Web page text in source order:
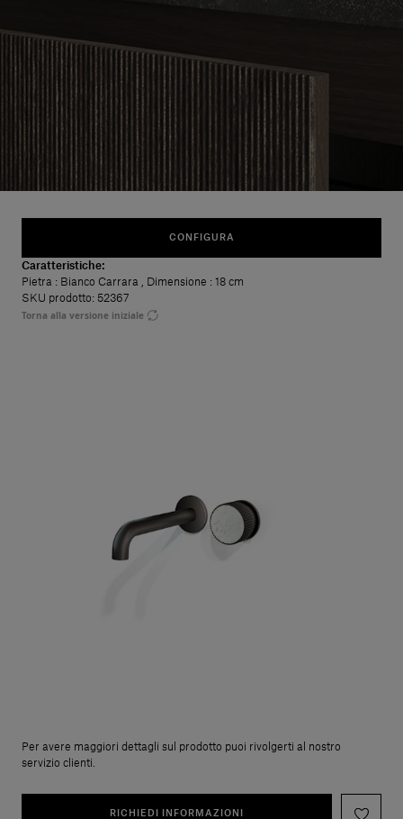
CONFIGURA
Caratteristiche:
Pietra : Bianco Carrara Dimensione : 18 cm
SKU prodotto: 52367
Torna alla versione iniziale
Per avere maggiori dettagli sul prodotto puoi rivolgerti al nostro
servizio clienti.
RICHIEDI INFORMAZIONI